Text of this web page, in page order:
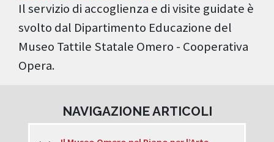
Il servizio di accoglienza e di visite guidate è
svolto dal Dipartimento Educazione del
Museo Tattile Statale Omero - Cooperativa
Opera.
NAVIGAZIONE ARTICOLI